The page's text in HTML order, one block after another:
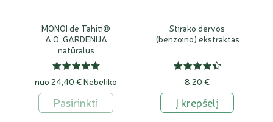
MONOI de Tahiti®
A.O. GARDENIJA
natūralus
aromatizuotas aliejus
nuo 24,40 €Nebeliko
Pasirinkti
Stirako dervos
(benzoino) ekstraktas
8,20 €
Į krepšelį